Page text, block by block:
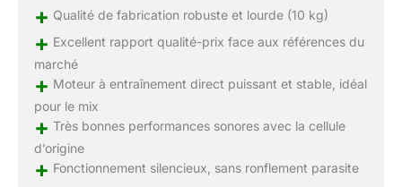
+ Qualité de fabrication robuste et lourde (10 kg)
+ Excellent rapport qualité-prix face aux références du
marché
+ Moteur à entraînement direct puissant et stable, idéal
pour le mix
+ Très bonnes performances sonores avec la cellule
d’origine
+ Fonctionnement silencieux, sans ronflement parasite